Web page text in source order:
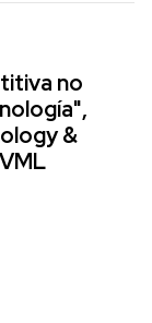
no
&